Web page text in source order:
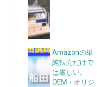
Amazonの単
純転売だけで
は厳しい。
OEM・オリジ